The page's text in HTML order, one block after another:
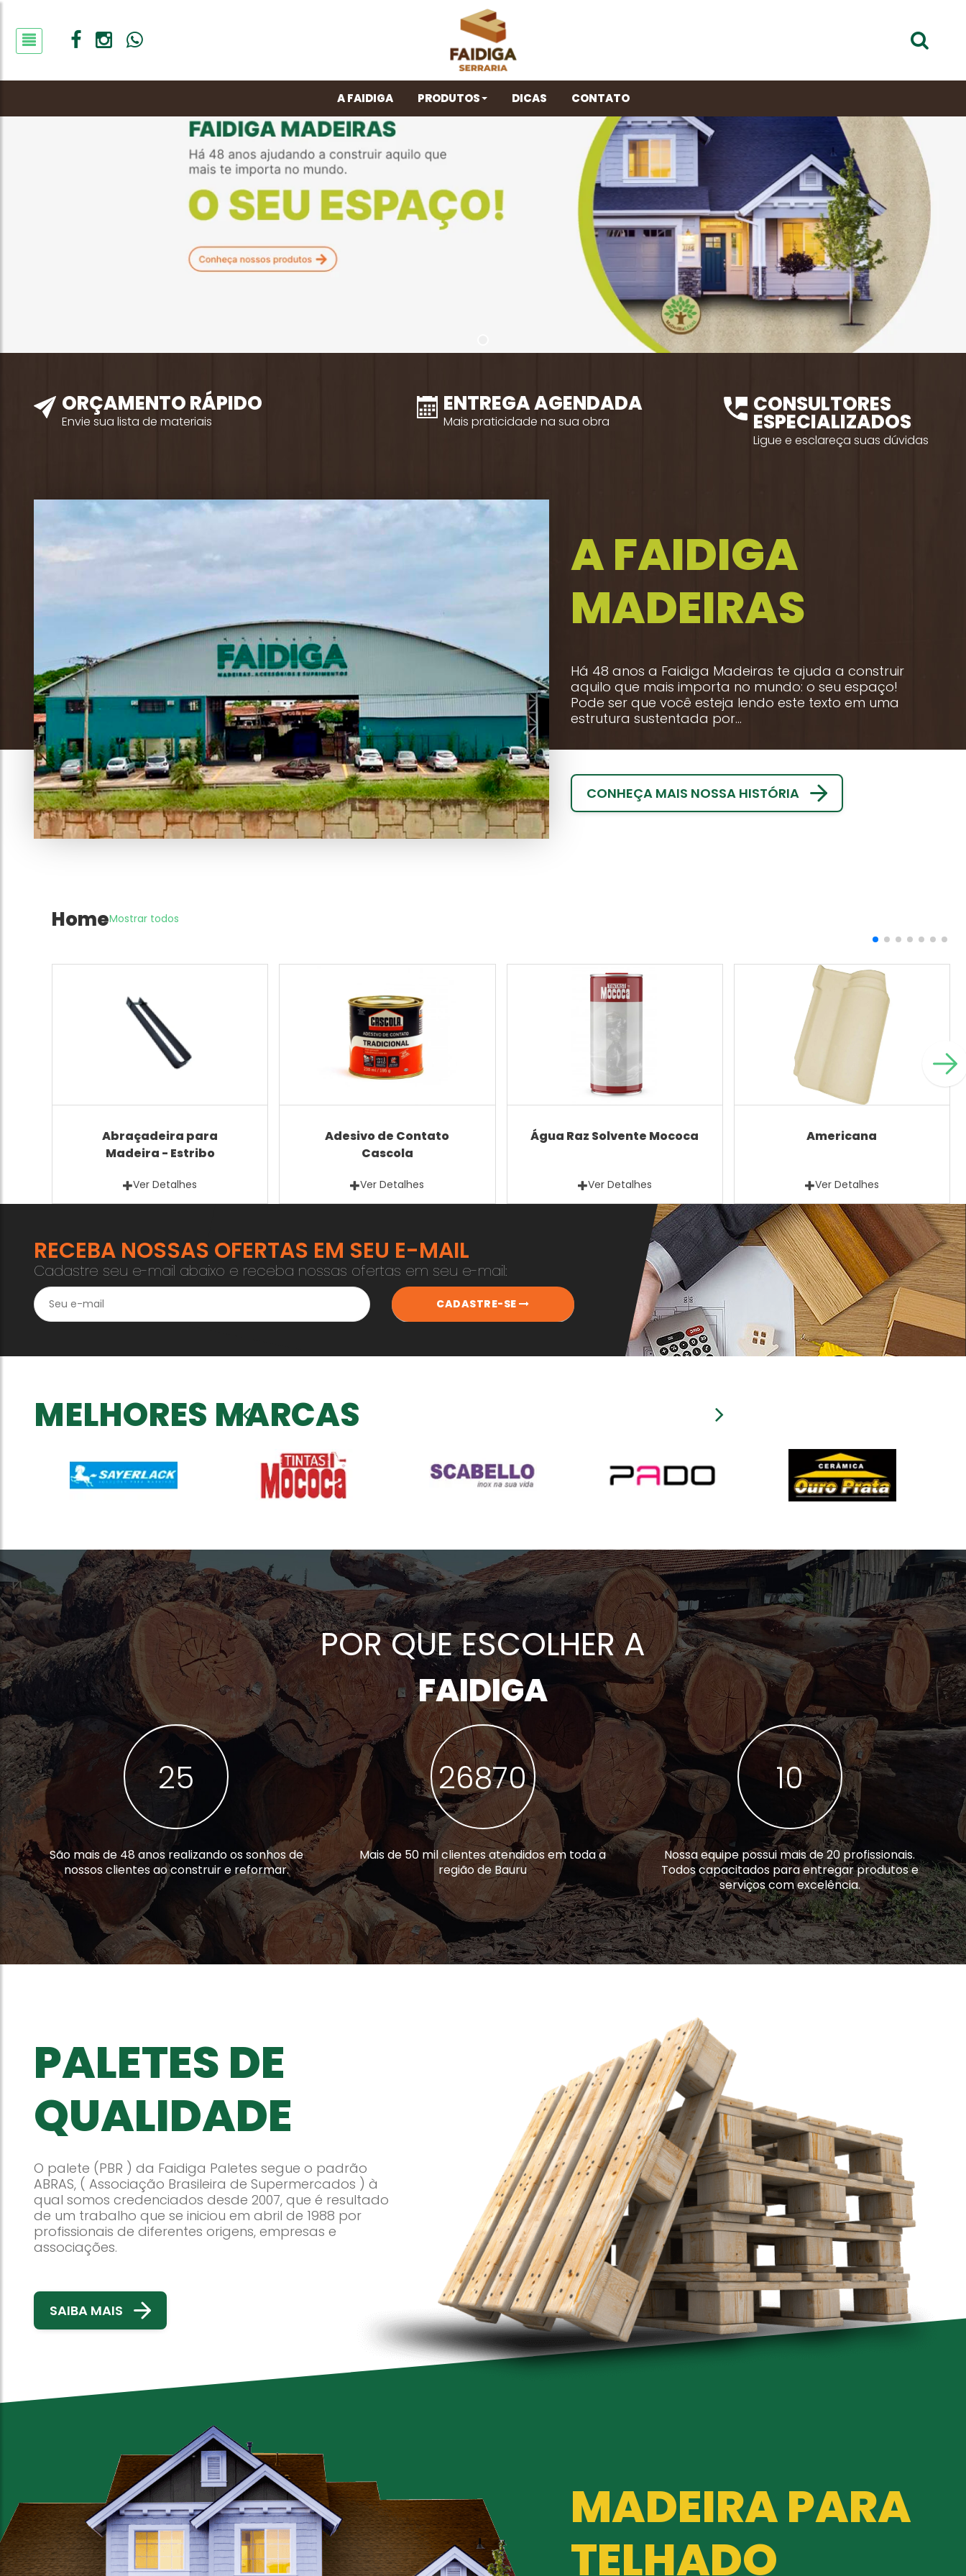
A FAIDIGA PRODUTOS DICAS CONTATO
ORÇAMENTO RÁPIDO
Envie sua lista de materiais
ENTREGA AGENDADA
Mais praticidade na sua obra
CONSULTORES
ESPECIALIZADOS
Ligue e esclareça suas dúvidas
A FAIDIGA
MADEIRAS
Há 48 anos a Faidiga Madeiras te ajuda a construir
aquilo que mais importa no mundo: o seu espaço!
Pode ser que você esteja lendo este texto em uma
estrutura sustentada por...
CONHEÇA MAIS NOSSA HISTÓRIA
HomeMostrar todos
Abraçadeira para
Madeira - Estribo
Ver Detalhes
Adesivo de Contato
Cascola
Ver Detalhes
Água Raz Solvente Mococa
Ver Detalhes
Americana
Ver Detalhes
RECEBA NOSSAS OFERTAS EM SEU E-MAIL
Cadastre seu e-mail abaixo e receba nossas ofertas em seu e-mail:
CADASTRE-SE
MELHORES MARCAS
POR QUE ESCOLHER A
FAIDIGA
40
São mais de 48 anos realizando os sonhos de
nossos clientes ao construir e reformar.
42588
Mais de 50 mil clientes atendidos em toda a
região de Bauru
17
Nossa equipe possui mais de 20 profissionais.
Todos capacitados para entregar produtos e
serviços com excelência.
PALETES DE
QUALIDADE
O palete (PBR ) da Faidiga Paletes segue o padrão
ABRAS, ( Associação Brasileira de Supermercados ) à
qual somos credenciados desde 2007, que é resultado
de um trabalho que se iniciou em abril de 1988 por
profissionais de diferentes origens, empresas e
associações.
SAIBA MAIS
MADEIRA PARA
TELHADO